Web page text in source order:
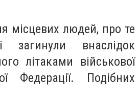
місцевих людей, про те
внаслідок
літаками військової
Федерації. Подібних